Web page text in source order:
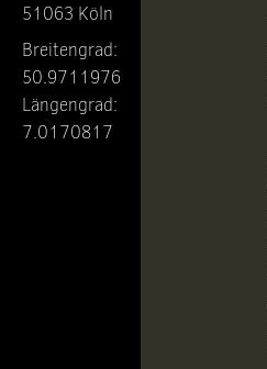
51063 Köln
Breitengrad:
50.9711976
Längengrad:
7.0170817